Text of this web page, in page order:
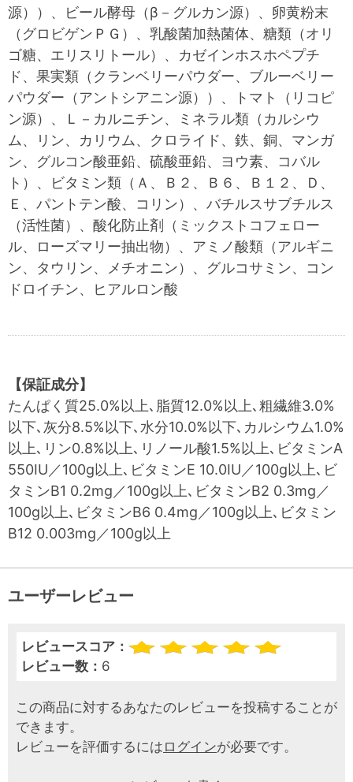
源））、ビール酵母（β－グルカン源）、卵黄粉末
（グロビゲンＰＧ）、乳酸菌加熱菌体、糖類（オリ
ゴ糖、エリスリトール）、カゼインホスホペプチ
ド、果実類（クランベリーパウダー、ブルーベリー
パウダー（アントシアニン源））、トマト（リコピ
ン源）、Ｌ－カルニチン、ミネラル類（カルシウ
ム、リン、カリウム、クロライド、鉄、銅、マンガ
ン、グルコン酸亜鉛、硫酸亜鉛、ヨウ素、コバル
ト）、ビタミン類（Ａ、Ｂ２、Ｂ６、Ｂ１２、Ｄ、
Ｅ、パントテン酸、コリン）、バチルスサブチルス
（活性菌）、酸化防止剤（ミックストコフェロー
ル、ローズマリー抽出物）、アミノ酸類（アルギニ
ン、タウリン、メチオニン）、グルコサミン、コン
ドロイチン、ヒアルロン酸
【保証成分】
たんぱく質25.0%以上､脂質12.0%以上､粗繊維3.0%
以下､灰分8.5%以下､水分10.0%以下､カルシウム1.0%
以上､リン0.8%以上､リノール酸1.5%以上､ビタミンA
550IU／100g以上､ビタミンE 10.0IU／100g以上､ビ
タミンB1 0.2mg／100g以上､ビタミンB2 0.3mg／
100g以上､ビタミンB6 0.4mg／100g以上､ビタミン
B12 0.003mg／100g以上
ユーザーレビュー
レビュースコア：
レビュー数： 6
この商品に対するあなたのレビューを投稿することが
できます。
レビューを評価するには ログインが必要です。